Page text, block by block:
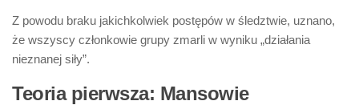
Z powodu braku jakichkolwiek postępów w śledztwie, uznano,
że wszyscy członkowie grupy zmarli w wyniku „działania
nieznanej siły”.
Teoria pierwsza: Mansowie